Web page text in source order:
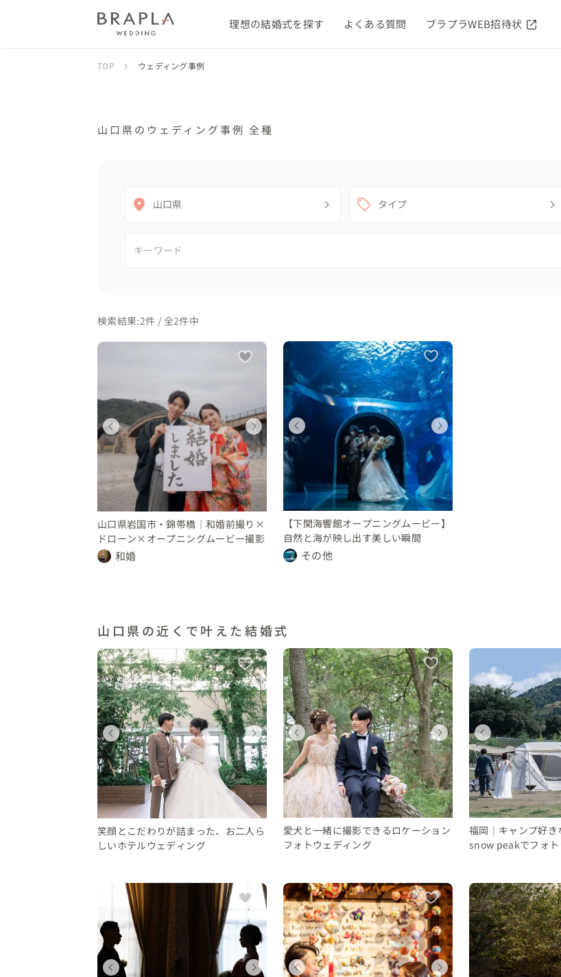
理想の結婚式を探す よくある質問 ブラプラWEB招待状
TOP ウェディング事例
山口県のウェディング事例 全種
山口県 タイプ
検索結果:2件 / 全2件中
ウェディングフォト
山口県
24 〜 26 万円
ウェディングフォト
山口県
24 〜 26 万円
山口県岩国市・錦帯橋｜和婚前撮り×
ドローン×オープニングムービー撮影
和婚
ウェディングフォト
山口県
14 〜 16 万円
ウェディングフォト
山口県
14 〜 16 万円
【下関海響館オープニングムービー】
自然と海が映し出す美しい瞬間
その他
山口県の近くで叶えた結婚式
ウェディング
福岡県
400 〜 450 万円
ウェディング
福岡県
400 〜 450 万円
ウェディング
福岡県
400 〜 450 万円
笑顔とこだわりが詰まった、お二人ら
しいホテルウェディング
ウェディングフォト
福岡県
28 〜 30 万円
ウェディングフォト
福岡県
28 〜 30 万円
ウェディング
福岡県
28 〜 30 万円
愛犬と一緒に撮影できるロケーション
フォトウェディング
ウェディングフォト
福岡県
10 〜 30 万円
ウェディングフォト
福岡県
10 〜 30 万円
ウェディ
福岡県
10 〜 30
福岡｜キャンプ好
snow peakでフォト
ウェディングフォト
福岡県
10 〜 30 万円
ウェデ
福岡県
10 〜 30
ウェディングフォト
ウェディングフォト
ウェディングフ
ウェディング
ウェディング
ウェディング
ウェディング
ウェデ